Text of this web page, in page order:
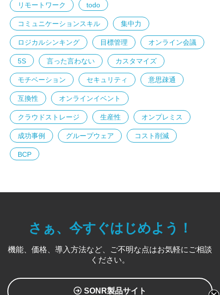
リモートワーク todo
コミュニケーションスキル 集中力
ロジカルシンキング 目標管理 オンライン会議
5S 言った言わない カスタマイズ
モチベーション セキュリティ 意思疎通
互換性 オンラインイベント
クラウドストレージ 生産性 オンプレミス
成功事例 グループウェア コスト削減
BCP
さぁ、今すぐはじめよう！
機能、価格、導入方法など、ご不明な点はお気軽にご相談
ください。
SONR製品サイト